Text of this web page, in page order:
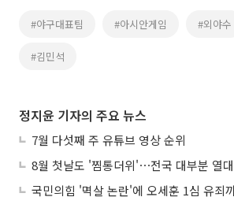
#야구대표팀 #아시안게임 #외야수
#김민석
정지윤 기자의 주요 뉴스
7월 다섯째 주 유튜브 영상 순위
8월 첫날도 '찜통더위'⋯전국 대부분 열